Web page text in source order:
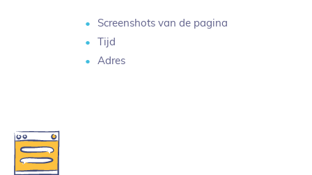
Screenshots van de pagina
Tijd
Adres